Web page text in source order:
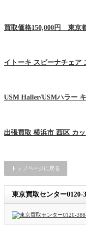
買取価格150,000円 東
イトーキ スピーナチェア
USM Haller/USMハラー
出張買取 横浜市 西区 カ
トップページに戻る
東京買取センター0120-